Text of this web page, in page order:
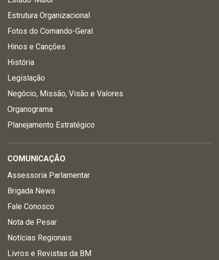
Estrutura Organizacional
Fotos do Comando-Geral
Hinos e Canções
História
Legislação
Negócio, Missão, Visão e Valores
Organograma
Planejamento Estratégico
COMUNICAÇÃO
Assessoria Parlamentar
Brigada News
Fale Conosco
Nota de Pesar
Notícias Regionais
Livros e Revistas da BM